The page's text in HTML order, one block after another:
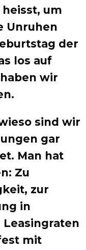
um
Unruhen
der
los auf
wir
sind wir
gar
Man hat
Zu
zur
in
mit